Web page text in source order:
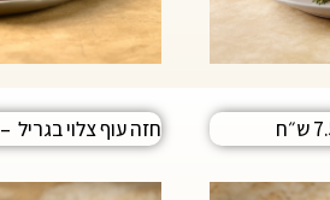
חזה עוף צלוי בגריל – 12.90 ש״ח